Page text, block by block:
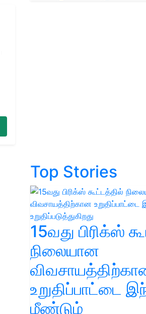
Top Stories
15வது பிரிக்ஸ்
நிலையான
உறுதிப்பாட்டை
மீண்டும்